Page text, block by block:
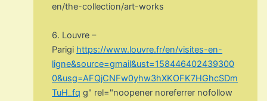
en/the-collection/art-works
6. Louvre –
Parigi https://www.louvre.fr/en/visites-en-
ligne&source=gmail&ust=158446402439300
0&usg=AFQjCNFw0yhw3hXKOFK7HGhcSDm
TuH_fq g" rel="noopener noreferrer nofollow